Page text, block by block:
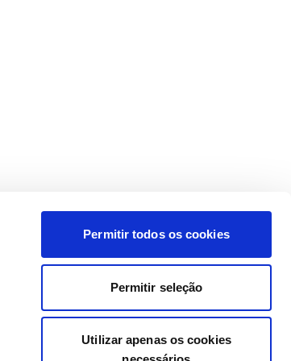
Permitir todos os cookies
Permitir seleção
Utilizar apenas os cookies